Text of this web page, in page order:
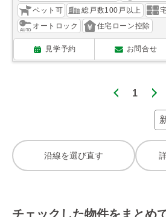
ペット可
総戸数100戸以上
オートロック
住宅ローン控除
見学予約 お問合せ
1
沿線を選び直す
チェックした物件をまとめ